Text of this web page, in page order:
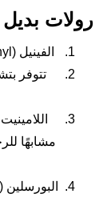
رولات بديل
الفينيل (Vinyl): رولات الفينيل تعتبر بديلاً شائعاً للرخام.
تتوفر
مشابهًا